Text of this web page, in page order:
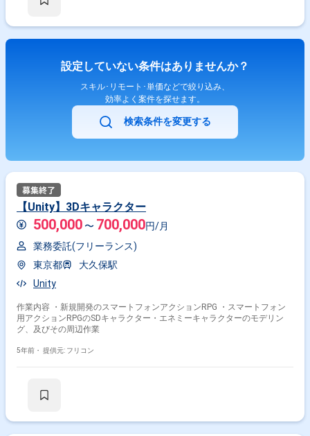
設定していない条件はありませんか？
スキル･リモート･単価などで絞り込み、
効率よく案件を探せます。
検索条件を変更する
【Unity】3Dキャラクター
500,000 〜 700,000円/月
業務委託(フリーランス)
東京都
大久保駅
Unity
作業内容 ・新規開発のスマートフォンアクションRPG ・スマートフォン
用アクションRPGのSDキャラクター・エネミーキャラクターのモデリン
グ、及びその周辺作業
5年前・ 提供元: フリコン